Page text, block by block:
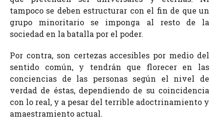
tampoco se deben estructurar con el fin de que un
grupo minoritario se imponga al resto de la
sociedad en la batalla por el poder.
Por contra, son certezas accesibles por medio del
sentido común, y tendrán que florecer en las
conciencias de las personas según el nivel de
verdad de éstas, dependiendo de su coincidencia
con lo real, y a pesar del terrible adoctrinamiento y
amaestramiento actual.